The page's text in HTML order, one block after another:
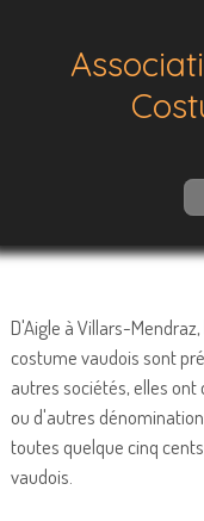
D'Aigle à Villars-
costume vaudois sont
autres sociétés, elles
ou d'autres
toutes quelque cinq
vaudois.